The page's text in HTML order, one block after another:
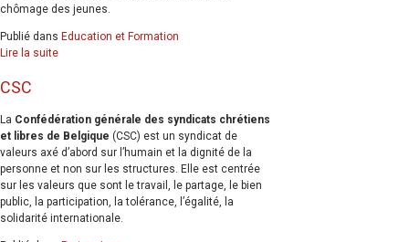
chômage des jeunes.
Publié dans Education et Formation
Lire la suite
CSC
La Confédération générale des syndicats chrétiens
et libres de Belgique (CSC) est un syndicat de
valeurs axé d’abord sur l’humain et la dignité de la
personne et non sur les structures. Elle est centrée
sur les valeurs que sont le travail, le partage, le bien
public, la participation, la tolérance, l’égalité, la
solidarité internationale.